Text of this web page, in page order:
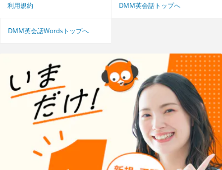
利用規約 DMM英会話トップへ
DMM英会話Wordsトップへ